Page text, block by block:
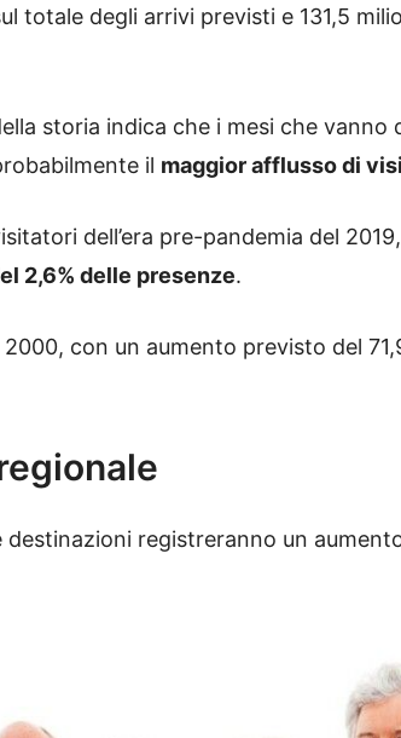
totale degli arrivi previsti e 131,5
storia indica che i mesi che vanno
il maggior afflusso di
dell’era pre-pandemia del
2,6% delle presenze.
con un aumento previsto del
registreranno un